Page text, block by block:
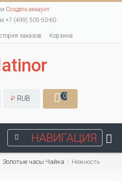
Создать аккаунт
+7 (499) 505-50-60
заказов Корзина
₽ RUB 0
НАВИГАЦИЯ
Золотые часы Чайка Нежность